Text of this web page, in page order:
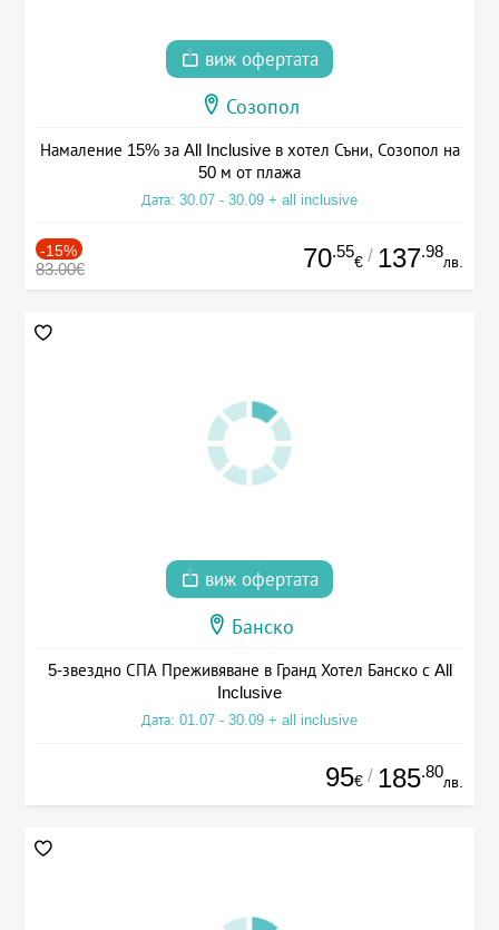
виж офертата
Созопол
Намаление 15% за All Inclusive в хотел Съни, Созопол на
50 м от плажа
Дата: 30.07 - 30.09 + all inclusive
-15%
83.00€ 70.55
€ / 137.98
лв.
виж офертата
Банско
5-звездно СПА Преживяване в Гранд Хотел Банско с All
Inclusive
Дата: 01.07 - 30.09 + all inclusive
95€ / 185.80
лв.